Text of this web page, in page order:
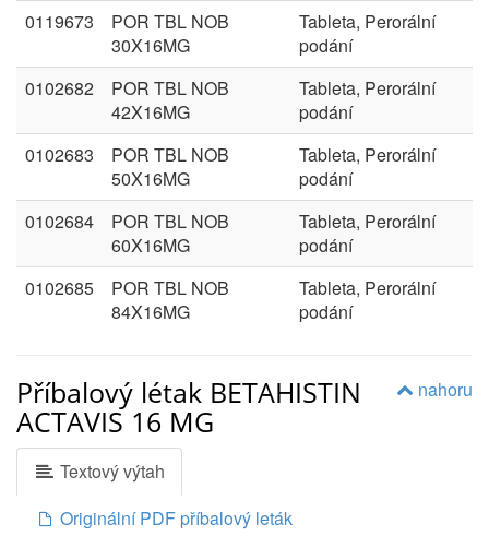
0119673
POR TBL NOB
30X16MG
Tableta, Perorální
podání
0102682
POR TBL NOB
42X16MG
Tableta, Perorální
podání
0102683
POR TBL NOB
50X16MG
Tableta, Perorální
podání
0102684
POR TBL NOB
60X16MG
Tableta, Perorální
podání
0102685
POR TBL NOB
84X16MG
Tableta, Perorální
podání
nahoru
Příbalový létak BETAHISTIN
ACTAVIS 16 MG
Textový výtah
Originální PDF příbalový leták